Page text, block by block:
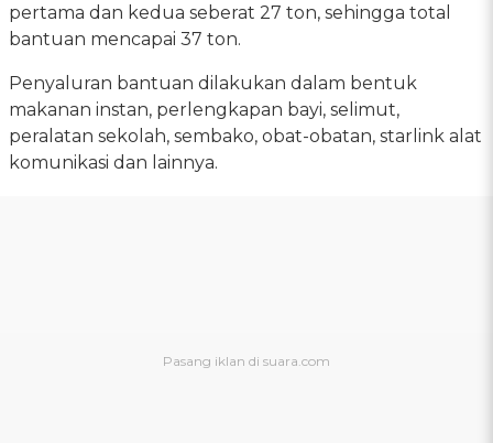
pertama dan kedua seberat 27 ton, sehingga total
bantuan mencapai 37 ton.
Penyaluran bantuan dilakukan dalam bentuk
makanan instan, perlengkapan bayi, selimut,
peralatan sekolah, sembako, obat-obatan, starlink alat
komunikasi dan lainnya.